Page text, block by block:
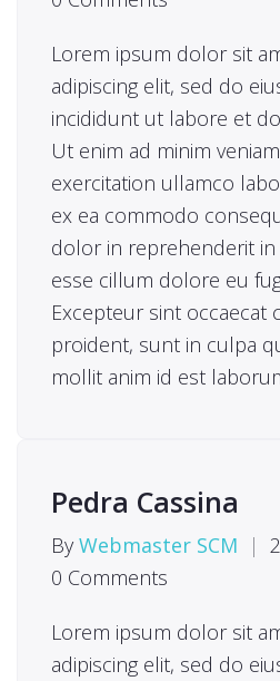
Lorem ipsum dolor sit
adipiscing elit, sed do
incididunt ut labore et
Ut enim ad minim
exercitation ullamco
ex ea commodo
dolor in reprehenderit
esse cillum dolore eu
Excepteur sint occaecat
proident, sunt in culpa
mollit anim id est
Pedra Cassina
By Webmaster SCM |
0 Comments
Lorem ipsum dolor sit
adipiscing elit, sed do